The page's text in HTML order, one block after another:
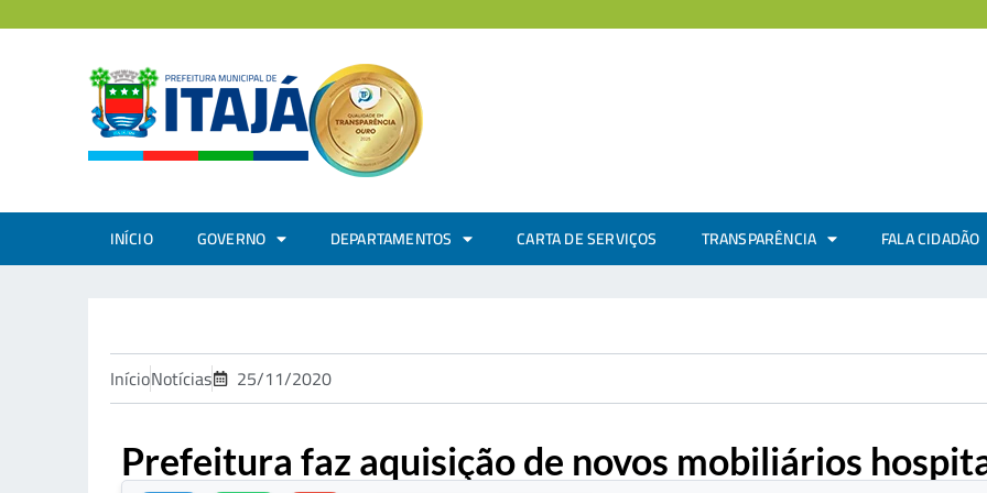
INÍCIO GOVERNO DEPARTAMENTOS CARTA DE SERVIÇOS TRANSPARÊNCIA FALA CIDADÃO
InícioNotícias 25/11/2020
Prefeitura faz aquisição de novos mobiliários